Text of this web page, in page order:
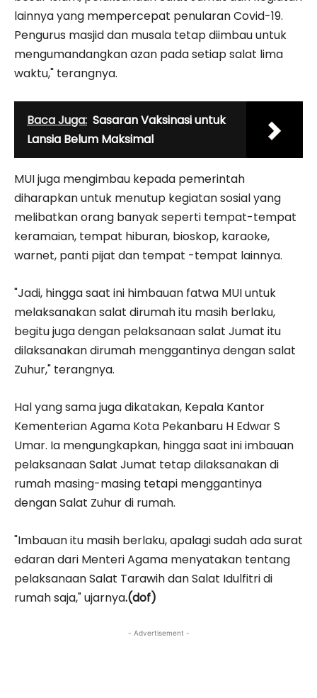
lainnya yang mempercepat penularan Covid-19.
Pengurus masjid dan musala tetap diimbau untuk
mengumandangkan azan pada setiap salat lima
waktu," terangnya.
Baca Juga: Sasaran Vaksinasi untuk
Lansia Belum Maksimal
MUI juga mengimbau kepada pemerintah
diharapkan untuk menutup kegiatan sosial yang
melibatkan orang banyak seperti tempat-tempat
keramaian, tempat hiburan, bioskop, karaoke,
warnet, panti pijat dan tempat -tempat lainnya.
"Jadi, hingga saat ini himbauan fatwa MUI untuk
melaksanakan salat dirumah itu masih berlaku,
begitu juga dengan pelaksanaan salat Jumat itu
dilaksanakan dirumah menggantinya dengan salat
Zuhur," terangnya.
Hal yang sama juga dikatakan, Kepala Kantor
Kementerian Agama Kota Pekanbaru H Edwar S
Umar. Ia mengungkapkan, hingga saat ini imbauan
pelaksanaan Salat Jumat tetap dilaksanakan di
rumah masing-masing tetapi menggantinya
dengan Salat Zuhur di rumah.
"Imbauan itu masih berlaku, apalagi sudah ada surat
edaran dari Menteri Agama menyatakan tentang
pelaksanaan Salat Tarawih dan Salat Idulfitri di
rumah saja," ujarnya.(dof)
- Advertisement -